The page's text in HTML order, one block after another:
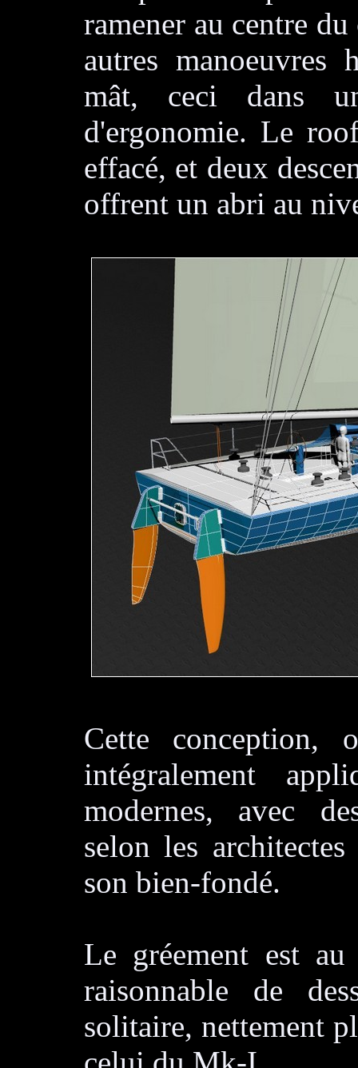
ramener au centre
autres manoeuvres
mât, ceci dans
d'ergonomie. Le
effacé, et deux
offrent un abri au
Cette conception,
intégralement
modernes, avec
selon les
son bien-fondé.
Le gréement est
raisonnable de
solitaire, nettement